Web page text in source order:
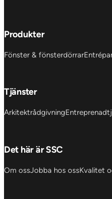
Produkter
Fönster & fönsterdörrar
Tjänster
Arkitektrådgivning
Det här är SSC
Om ossJobba hos ossKvalitet